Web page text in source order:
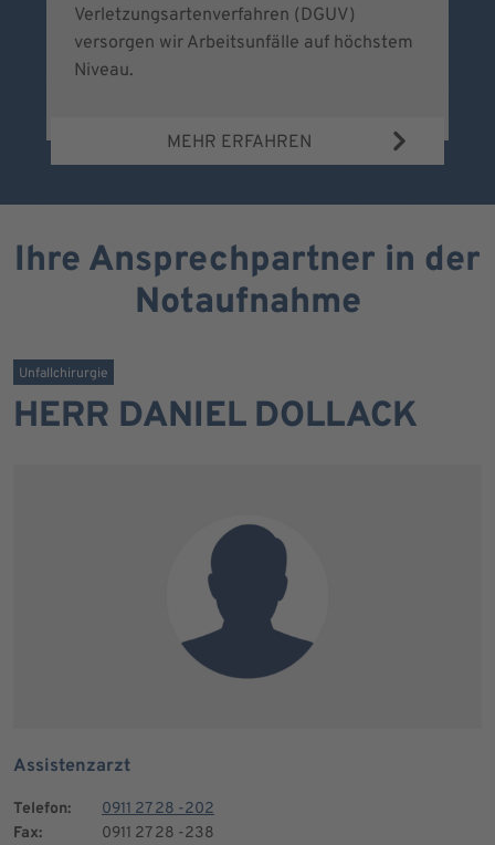
Verletzungsartenverfahren (DGUV)
versorgen wir Arbeitsunfälle auf höchstem
Niveau.
MEHR ERFAHREN
Ihre Ansprechpartner in der
Notaufnahme
Unfallchirurgie
HERR DANIEL DOLLACK
Assistenzarzt
Telefon:
0911 27 28 -202
Fax:
0911 27 28 -238